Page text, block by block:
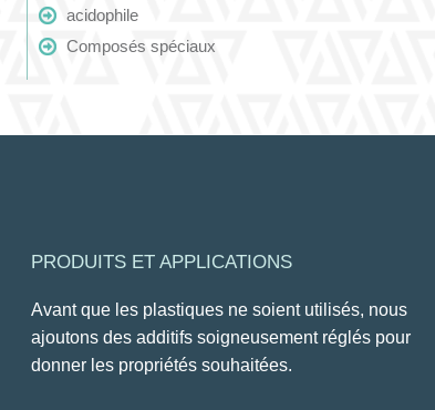
acidophile
Composés spéciaux
PRODUITS ET APPLICATIONS
Avant que les plastiques ne soient utilisés, nous
ajoutons des additifs soigneusement réglés pour
donner les propriétés souhaitées.